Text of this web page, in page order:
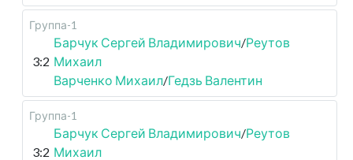
Группа-1
3:2
Барчук Сергей Владимирович/Реутов
Михаил
Варченко Михаил/Гедзь Валентин
Группа-1
3:2
Барчук Сергей Владимирович/Реутов
Михаил